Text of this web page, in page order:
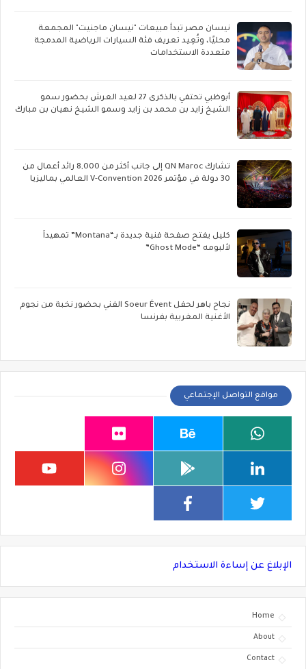
نيسان مصر تبدأ مبيعات "نيسان ماجنيت" المجمعة
محليًا، وتُعِيد تعريف فئة السيارات الرياضية المدمجة
متعددة الاستخدامات
أبوظبي تحتفي بالذكرى 27 لعيد العرش بحضور سمو
الشيخ زايد بن محمد بن زايد وسمو الشيخ نهيان بن مبارك
تشارك QN Maroc إلى جانب أكثر من 8,000 رائد أعمال من
30 دولة في مؤتمر V-Convention 2026 العالمي بماليزيا
كليل يفتح صفحة فنية جديدة بـ“Montana” تمهيداً
لألبومه “Ghost Mode”
نجاح باهر لحفل Soeur Évent الفني بحضور نخبة من نجوم
الأغنية المغربية بفرنسا
مواقع التواصل الإجتماعي
الإبلاغ عن إساءة الاستخدام
Home
About
Contact